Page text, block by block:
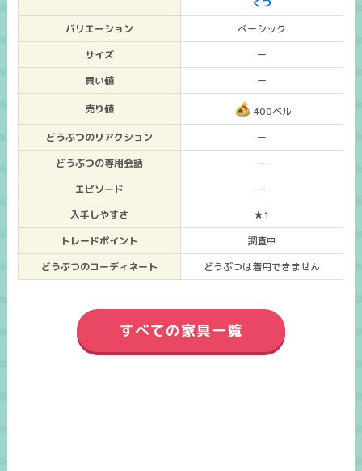
くつ
バリエーション
ベーシック
サイズ
ー
買い値
ー
売り値
400ベル
どうぶつのリアクション
ー
どうぶつの専用会話
ー
エピソード
ー
入手しやすさ
★1
トレードポイント
調査中
どうぶつのコーディネート
どうぶつは着用できません
すべての家具一覧